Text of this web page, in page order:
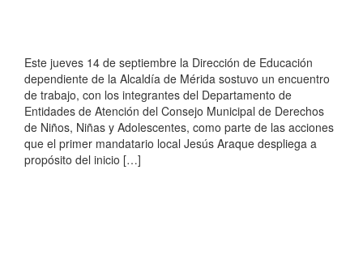
Este jueves 14 de septiembre la Dirección de Educación
dependiente de la Alcaldía de Mérida sostuvo un encuentro
de trabajo, con los integrantes del Departamento de
Entidades de Atención del Consejo Municipal de Derechos
de Niños, Niñas y Adolescentes, como parte de las acciones
que el primer mandatario local Jesús Araque despliega a
propósito del inicio […]